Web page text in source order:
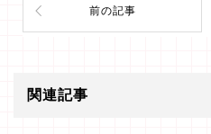
前の記事
関連記事